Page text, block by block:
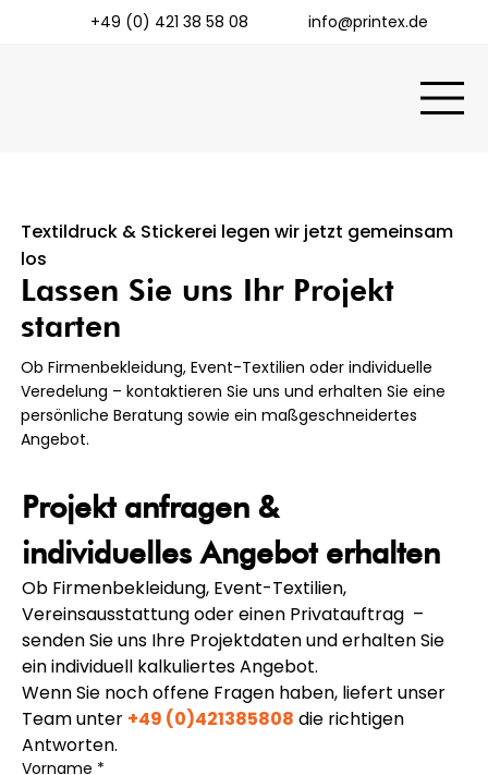
+49 (0) 421 38 58 08 info@printex.de
Textildruck & Stickerei legen wir jetzt gemeinsam
los
Lassen Sie uns Ihr Projekt
starten
Ob Firmenbekleidung, Event-Textilien oder individuelle
Veredelung – kontaktieren Sie uns und erhalten Sie eine
persönliche Beratung sowie ein maßgeschneidertes
Angebot.
Projekt anfragen &
individuelles Angebot erhalten
Ob Firmenbekleidung, Event-Textilien,
Vereinsausstattung oder einen Privatauftrag  –
senden Sie uns Ihre Projektdaten und erhalten Sie
Wenn Sie noch offene Fragen haben, liefert unser
Team unter +49 (0)421385808 die richtigen
Antworten.
Vorname *